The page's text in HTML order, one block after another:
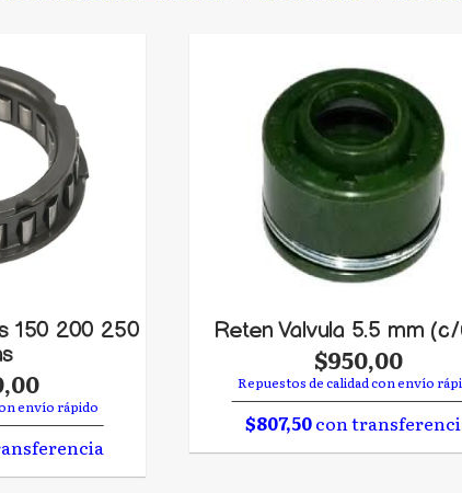
150 200 250
envío rápido
Reten Valvula 5.5 mm
$950,00
Repuestos de calidad con envío
$807,50con